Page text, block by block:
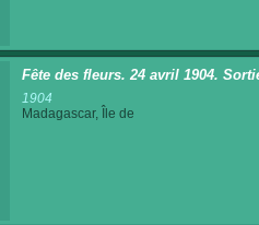
Fête des fleurs. 24 avril 1904.
1904
Madagascar, Île de